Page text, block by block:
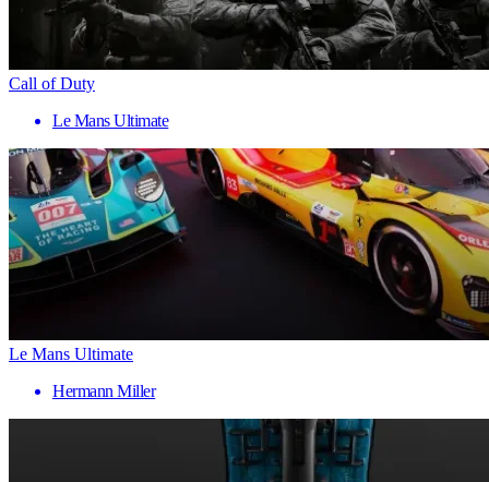
Call of Duty
Le Mans Ultimate
Le Mans Ultimate
Hermann Miller